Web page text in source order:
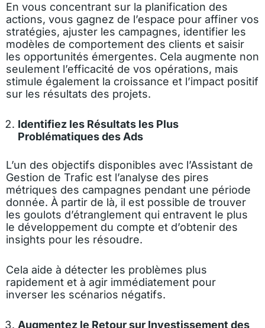
En vous concentrant sur la planification des
actions, vous gagnez de l’espace pour affiner vos
stratégies, ajuster les campagnes, identifier les
modèles de comportement des clients et saisir
les opportunités émergentes. Cela augmente non
seulement l’efficacité de vos opérations, mais
stimule également la croissance et l’impact positif
sur les résultats des projets.
Identifiez les Résultats les Plus
Problématiques des Ads
L’un des objectifs disponibles avec l’Assistant de
Gestion de Trafic est l’analyse des pires
métriques des campagnes pendant une période
donnée. À partir de là, il est possible de trouver
les goulots d’étranglement qui entravent le plus
le développement du compte et d’obtenir des
insights pour les résoudre.
Cela aide à détecter les problèmes plus
rapidement et à agir immédiatement pour
inverser les scénarios négatifs.
Augmentez le Retour sur Investissement des